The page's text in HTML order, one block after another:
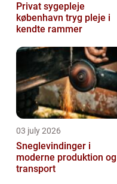
Privat sygepleje
københavn tryg pleje i
kendte rammer
03 july 2026
Sneglevindinger i
moderne produktion og
transport